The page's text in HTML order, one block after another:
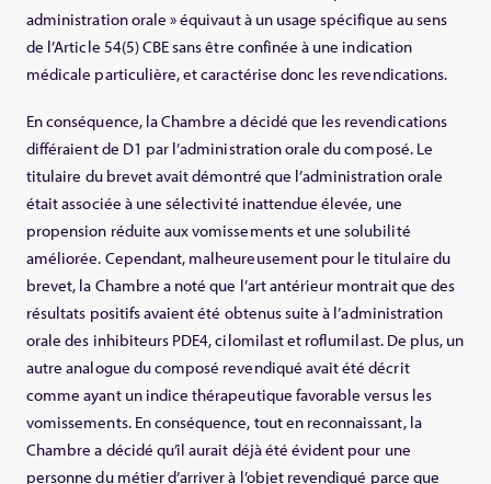
administration orale » équivaut à un usage spécifique au sens
de l’Article 54(5) CBE sans être confinée à une indication
médicale particulière, et caractérise donc les revendications.
En conséquence, la Chambre a décidé que les revendications
différaient de D1 par l’administration orale du composé. Le
titulaire du brevet avait démontré que l’administration orale
était associée à une sélectivité inattendue élevée, une
propension réduite aux vomissements et une solubilité
améliorée. Cependant, malheureusement pour le titulaire du
brevet, la Chambre a noté que l’art antérieur montrait que des
résultats positifs avaient été obtenus suite à l’administration
orale des inhibiteurs PDE4, cilomilast et roflumilast. De plus, un
autre analogue du composé revendiqué avait été décrit
comme ayant un indice thérapeutique favorable versus les
vomissements. En conséquence, tout en reconnaissant, la
Chambre a décidé qu’il aurait déjà été évident pour une
personne du métier d’arriver à l’objet revendiqué parce que